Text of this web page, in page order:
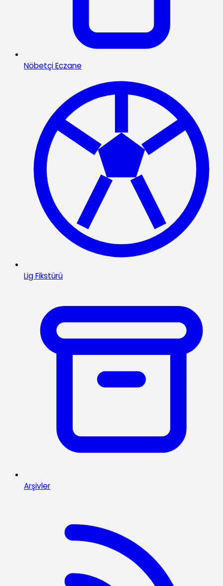
Nöbetçi Eczane
Lig Fikstürü
Arşivler